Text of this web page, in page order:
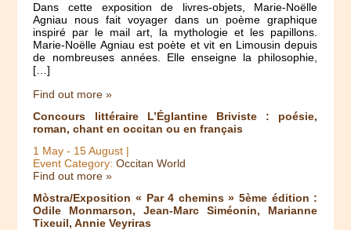
Dans cette exposition de livres-objets, Marie-Noëlle
Agniau nous fait voyager dans un poème graphique
inspiré par le mail art, la mythologie et les papillons.
Marie-Noëlle Agniau est poète et vit en Limousin depuis
de nombreuses années. Elle enseigne la philosophie,
[…]
Find out more »
Concours littéraire L’Églantine Briviste : poésie,
roman, chant en occitan ou en français
1 May - 15 August |
Event Category:Occitan World
Find out more »
Mòstra/Exposition « Par 4 chemins » 5ème édition :
Odile Monmarson, Jean-Marc Siméonin, Marianne
Tixeuil, Annie Veyriras